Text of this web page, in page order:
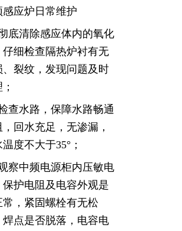
感应炉日常维护
底清除感应体内的氧化
仔细检查隔热炉衬有无
、裂纹，发现问题及时
查水路，保障水路畅通
，回水充足，无渗漏，
度不大于35°；
察中频电源柜内压敏电
保护电阻及电容外观是
常，紧固螺栓有无松
焊点是否脱落，电容电